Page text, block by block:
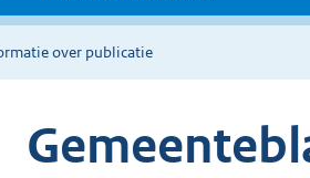
over publicatie